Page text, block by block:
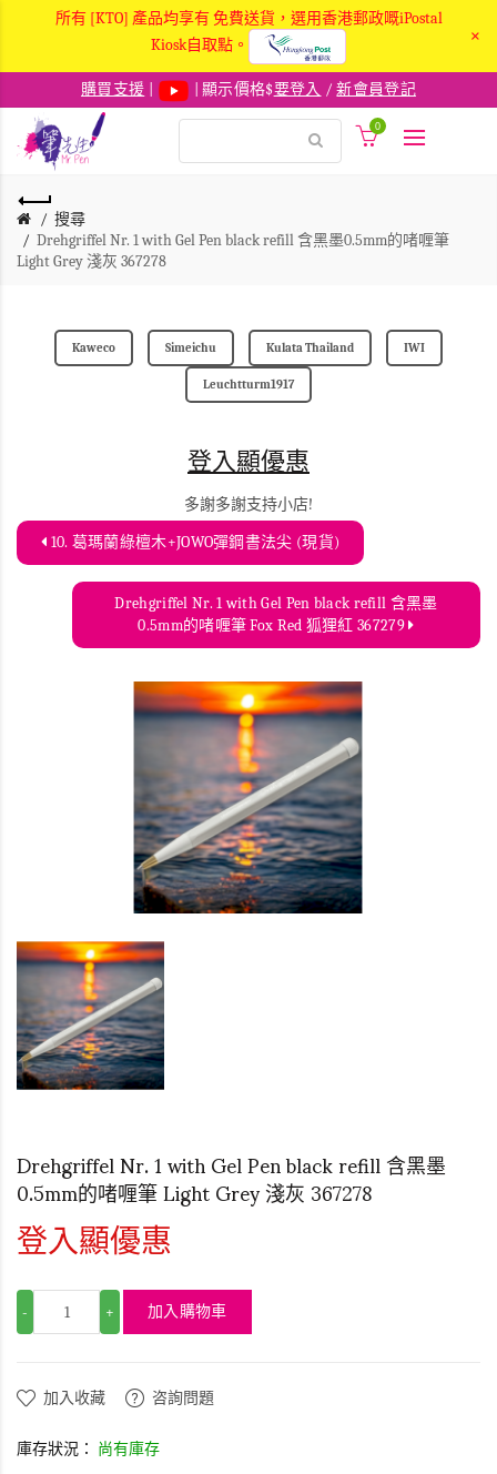
所有 [KTO] 產品均享有 免費送貨，選用香港郵政嘅iPostal
Kiosk自取點。
×
購買支援 | 顯示價格$要登入 /新會員登記
0
搜尋
Drehgriffel Nr. 1 with Gel Pen black refill 含黑墨0.5mm的啫喱筆
Light Grey 淺灰 367278
Kaweco Simeichu Kulata Thailand IWI
Leuchtturm1917
登入顯優惠
多謝多謝支持小店!
10. 葛瑪蘭綠檀木+JOWO彈鋼書法尖 (現貨)
Drehgriffel Nr. 1 with Gel Pen black refill 含黑墨
0.5mm的啫喱筆 Fox Red 狐狸紅 367279
Drehgriffel Nr. 1 with Gel Pen black refill 含黑墨
0.5mm的啫喱筆 Light Grey 淺灰 367278
登入顯優惠
- + 加入購物車
加入收藏 咨詢問題
庫存狀況： 尚有庫存